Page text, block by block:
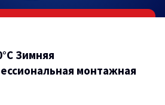
Зимняя
монтажная